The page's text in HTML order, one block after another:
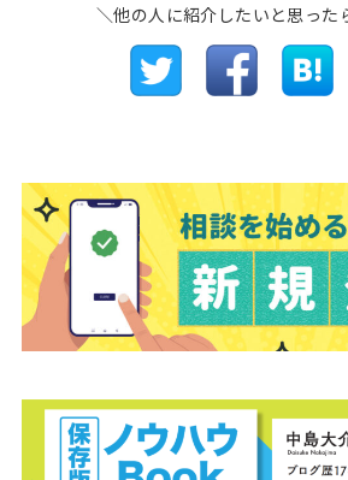
＼他の人に紹介したいと思った